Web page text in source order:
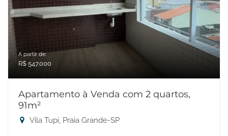
A partir de:
R$ 547.000
Apartamento à Venda com 2 quartos,
91m²
Vila Tupi, Praia Grande-SP